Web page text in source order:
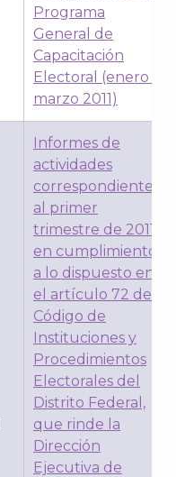
Programa
General de
Capacitación
Electoral (enero –
marzo 2011)
Informes de
actividades
correspondientes
al primer
trimestre de 2011,
en cumplimiento
a lo dispuesto en
el artículo 72 del
Código de
Instituciones y
Procedimientos
Electorales del
Distrito Federal,
que rinde la
Dirección
Ejecutiva de